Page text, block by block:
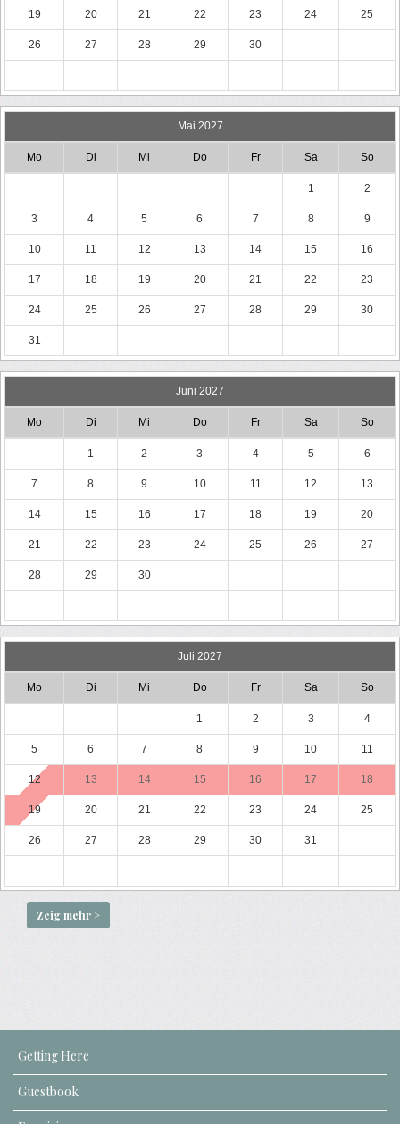
19 20 21 22 23 24 25
26 27 28 29 30
Mai 2027
Mo Di Mi Do Fr Sa So
1 2
3 4 5 6 7 8 9
10 11 12 13 14 15 16
17 18 19 20 21 22 23
24 25 26 27 28 29 30
31
Juni 2027
Mo Di Mi Do Fr Sa So
1 2 3 4 5 6
7 8 9 10 11 12 13
14 15 16 17 18 19 20
21 22 23 24 25 26 27
28 29 30
Juli 2027
Mo Di Mi Do Fr Sa So
1 2 3 4
5 6 7 8 9 10 11
12 13 14 15 16 17 18
19 20 21 22 23 24 25
26 27 28 29 30 31
Zeig mehr >
Getting Here
Guestbook